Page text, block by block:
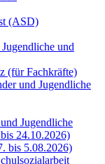
(ASD)
und
(für Fachkräfte)
und Jugendliche
Jugendliche
24.10.2026)
bis 5.08.2026)